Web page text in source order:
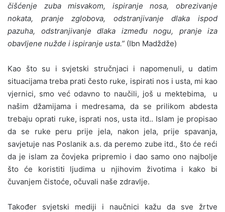
čišćenje zuba misvakom, ispiranje nosa, obrezivanje
nokata, pranje zglobova, odstranjivanje dlaka ispod
pazuha, odstranjivanje dlaka između nogu, pranje iza
obavljene nužde i ispiranje usta.” (Ibn Madždže)
Kao što su i svjetski stručnjaci i napomenuli, u datim
situacijama treba prati često ruke, ispirati nos i usta, mi kao
vjernici, smo već odavno to naučili, još u mektebima, u
našim džamijama i medresama, da se prilikom abdesta
trebaju oprati ruke, isprati nos, usta itd.. Islam je propisao
da se ruke peru prije jela, nakon jela, prije spavanja,
savjetuje nas Poslanik a.s. da peremo zube itd., što će reći
da je islam za čovjeka pripremio i dao samo ono najbolje
što će koristiti ljudima u njihovim životima i kako bi
čuvanjem čistoće, očuvali naše zdravlje.
Također svjetski mediji i naučnici kažu da sve žrtve